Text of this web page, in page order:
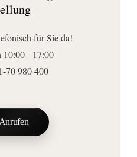
für Sie da!
- 17:00
70 980 400
Anrufen